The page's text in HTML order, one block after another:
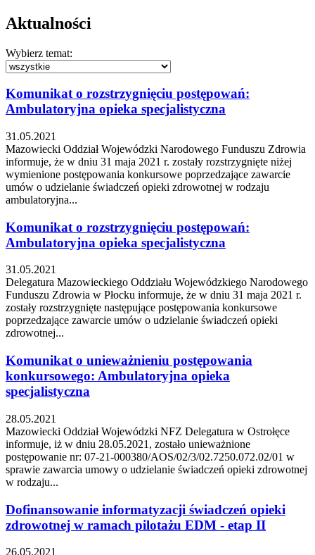
Aktualności
Wybierz temat:
Komunikat o rozstrzygnięciu postępowań:
Ambulatoryjna opieka specjalistyczna
31.05.2021
Mazowiecki Oddział Wojewódzki Narodowego Funduszu Zdrowia
informuje, że w dniu 31 maja 2021 r. zostały rozstrzygnięte niżej
wymienione postępowania konkursowe poprzedzające zawarcie
umów o udzielanie świadczeń opieki zdrowotnej w rodzaju
ambulatoryjna...
Komunikat o rozstrzygnięciu postępowań:
Ambulatoryjna opieka specjalistyczna
31.05.2021
Delegatura Mazowieckiego Oddziału Wojewódzkiego Narodowego
Funduszu Zdrowia w Płocku informuje, że w dniu 31 maja 2021 r.
zostały rozstrzygnięte następujące postępowania konkursowe
poprzedzające zawarcie umów o udzielanie świadczeń opieki
zdrowotnej...
Komunikat o unieważnieniu postępowania
konkursowego: Ambulatoryjna opieka
specjalistyczna
28.05.2021
Mazowiecki Oddział Wojewódzki NFZ Delegatura w Ostrołęce
informuje, iż w dniu 28.05.2021, zostało unieważnione
postępowanie nr: 07-21-000380/AOS/02/3/02.7250.072.02/01 w
sprawie zawarcia umowy o udzielanie świadczeń opieki zdrowotnej
w rodzaju...
Dofinansowanie informatyzacji świadczeń opieki
zdrowotnej w ramach pilotażu EDM - etap II
26.05.2021